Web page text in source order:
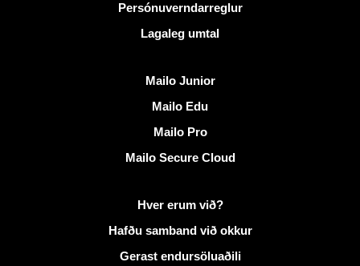
Persónuverndarreglur
Lagaleg umtal
Mailo Junior
Mailo Edu
Mailo Pro
Mailo Secure Cloud
Frekari upplýsingar á MailoHver erum við?
Hafðu samband við okkur
Gerast endursöluaðili